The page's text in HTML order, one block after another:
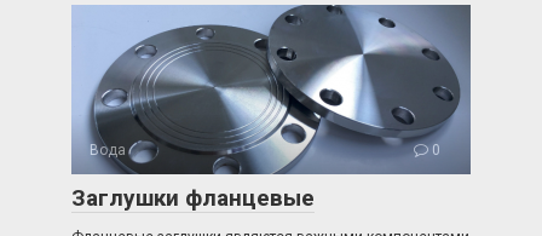
Вода 0
Заглушки фланцевые